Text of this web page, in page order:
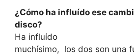
¿Cómo ha influído ese
disco?
Ha influído
muchísimo, los dos son una